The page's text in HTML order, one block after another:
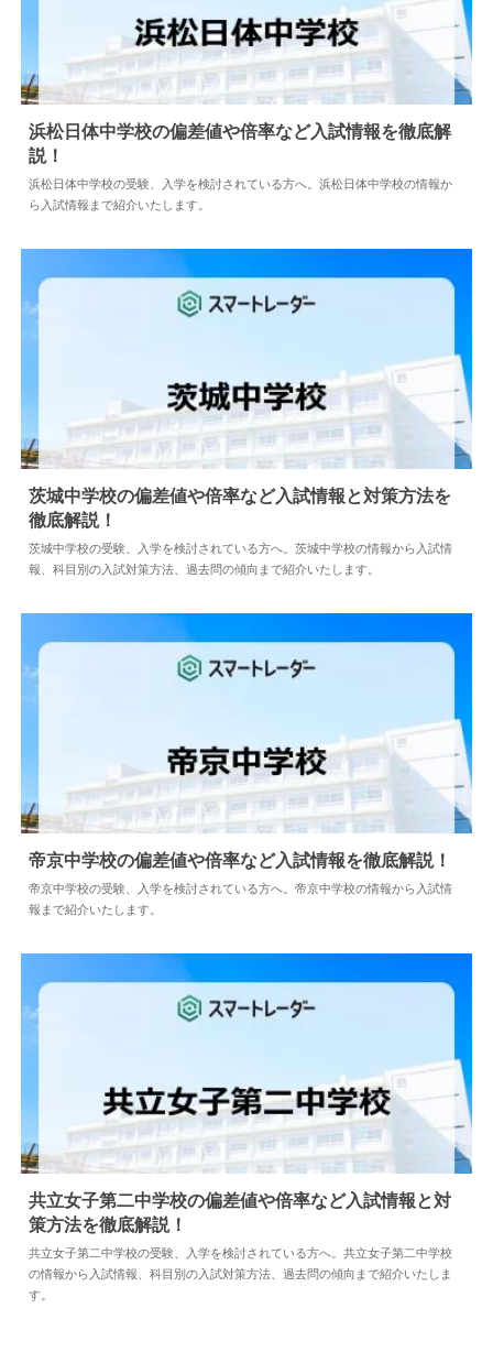
中学情報 2026.08.04
浜松日体中学校の偏差値や倍率など入試情報を徹底解
説！
浜松日体中学校の受験、入学を検討されている方へ。浜松日体中学校の情報か
ら入試情報まで紹介いたします。
中学情報 2024.04.02
茨城中学校の偏差値や倍率など入試情報と対策方法を
徹底解説！
茨城中学校の受験、入学を検討されている方へ。茨城中学校の情報から入試情
報、科目別の入試対策方法、過去問の傾向まで紹介いたします。
中学情報
帝京中学校の偏差値や倍率など入試情報を徹底解説！
帝京中学校の受験、入学を検討されている方へ。帝京中学校の情報から入試情
報まで紹介いたします。
中学情報 2024.04.02
共立女子第二中学校の偏差値や倍率など入試情報と対
策方法を徹底解説！
共立女子第二中学校の受験、入学を検討されている方へ。共立女子第二中学校
の情報から入試情報、科目別の入試対策方法、過去問の傾向まで紹介いたしま
す。